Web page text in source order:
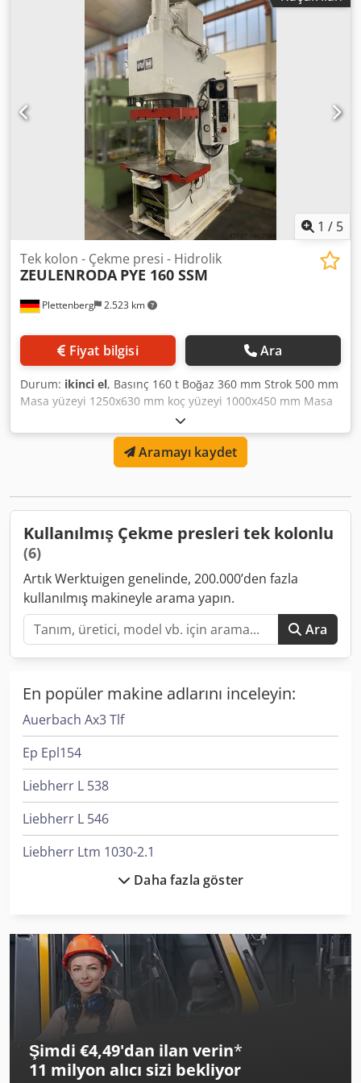
1 / 5
Plettenberg 2.523 km
Tek kolon - Çekme presi - Hidrolik
ZEULENRODA PYE 160 SSM
Fiyat bilgisi Ara
Durum: ikinci el, Basınç 160 t Boğaz 360 mm Strok 500 mm
Masa yüzeyi 1250x630 mm koç yüzeyi 1000x450 mm Masa
yüksekliği 1000 mm Kurulum yüksekliği 800 mm Makine
ağırlığı yaklaşık 8 t İki elle kullanım Ayak operasyonu Hızlı
çalışma Basınç ve hareket kesme Dcsdpfx Aolp U Hgshujk
Aramayı kaydet
Kullanılmış Çekme presleri tek kolonlu
(6)
Artık Werktuigen genelinde, 200.000’den fazla
kullanılmış makineyle arama yapın.
Ara
En popüler makine adlarını inceleyin:
Auerbach Ax3 Tlf
Ep Epl154
Liebherr L 538
Liebherr L 546
Liebherr Ltm 1030-2.1
Linde L 10
Linde L 12
Man L 2000
Manitou Mla-T 516-75 H
Daha fazla göster
Şimdi €4,49'dan ilan verin*
11 milyon alıcı sizi bekliyor